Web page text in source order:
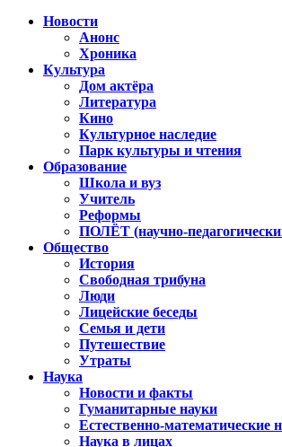
Новости
Анонс
Хроника
Культура
Дом актёра
Литература
Кино
Культурное наследие
Парк культуры и чтения
Образование
Школа и вуз
Учитель
Реформы
ПОЛЁТ (научно-
Общество
История
Свободная трибуна
Люди
Лицейские беседы
Семья и дети
Путешествие
Утраты
Наука
Новости и факты
Гуманитарные науки
Естественно-математические
Наука в лицах